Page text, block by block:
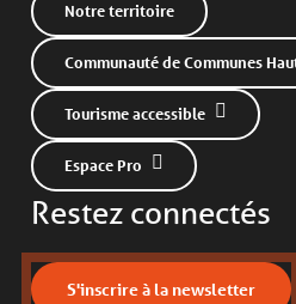
Notre territoire
Communauté de Communes
Tourisme accessible
Espace Pro
Restez connectés
S'inscrire à la newsletter